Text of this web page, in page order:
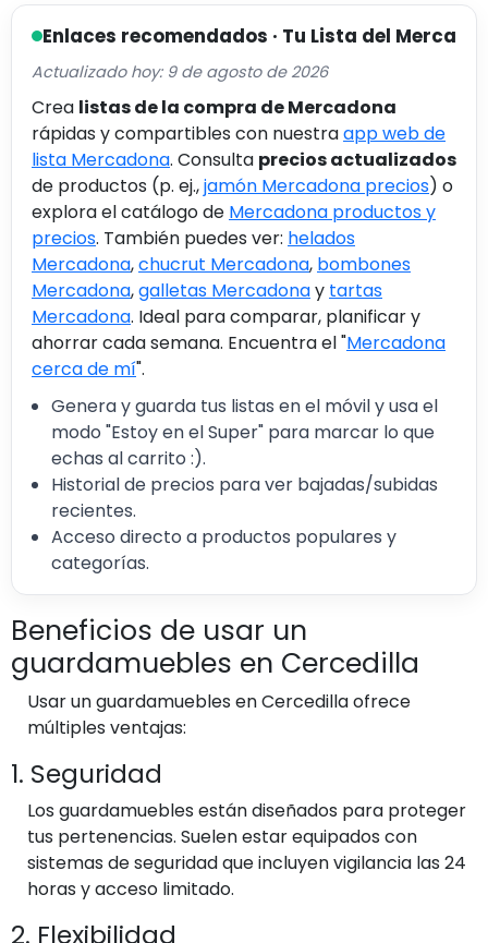
Enlaces recomendados · Tu Lista del Merca
Actualizado hoy: 9 de agosto de 2026
Crea listas de la compra de Mercadona
rápidas y compartibles con nuestraapp web de
lista Mercadona. Consulta precios actualizados
de productos (p. ej.,jamón Mercadona precios) o
explora el catálogo de Mercadona productos y
precios. También puedes ver: helados
Mercadona,chucrut Mercadona, bombones
Mercadona,galletas Mercadonay tartas
Mercadona. Ideal para comparar, planificar y
ahorrar cada semana. Encuentra el "Mercadona
cerca de mí".
Genera y guarda tus listas en el móvil y usa el
modo "Estoy en el Super" para marcar lo que
echas al carrito :).
Historial de precios para ver bajadas/subidas
recientes.
Acceso directo a productos populares y
categorías.
Beneficios de usar un
guardamuebles en Cercedilla
Usar un guardamuebles en Cercedilla ofrece
múltiples ventajas:
1. Seguridad
Los guardamuebles están diseñados para proteger
tus pertenencias. Suelen estar equipados con
sistemas de seguridad que incluyen vigilancia las 24
horas y acceso limitado.
2. Flexibilidad